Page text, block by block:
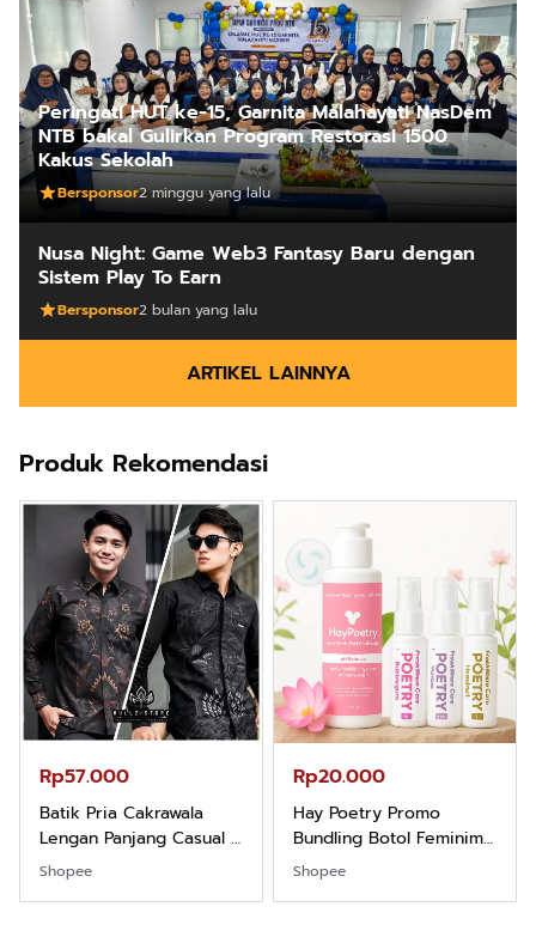
Peringati HUT ke-15, Garnita Malahayati NasDem
NTB bakal Gulirkan Program Restorasi 1500
Kakus Sekolah
Bersponsor2 minggu yang lalu
Nusa Night: Game Web3 Fantasy Baru dengan
Sistem Play To Earn
Bersponsor2 bulan yang lalu
ARTIKEL LAINNYA
Produk Rekomendasi
Rp57.000
Batik Pria Cakrawala
Lengan Panjang Casual -
Kemeja Batik Pria
Dewasa Lengan Panjang
Shopee
Rp20.000
Hay Poetry Promo
Bundling Botol Feminim
Care Perawatan
Keputihan Kewanitaan
Shopee